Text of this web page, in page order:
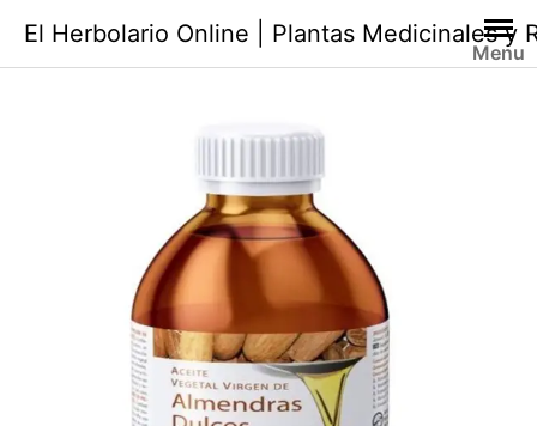
contenido
El Herbolario Online | Plantas Medicinales y
Menu